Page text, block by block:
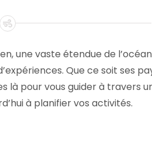
une vaste étendue de
Que ce soit ses
là pour vous guider à travers
à planifier vos activités.